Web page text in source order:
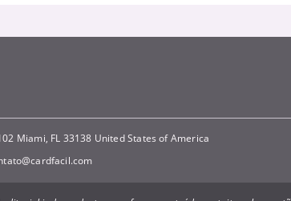
Miami, FL 33138 United States of America